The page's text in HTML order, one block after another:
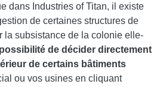
dans Industries of Titan, il existe
de certaines structures de
la subsistance de la colonie elle-
de décider directement
de certains bâtiments
ou vos usines en cliquant